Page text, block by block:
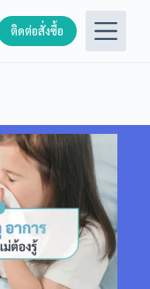
ติดต่อสั่งซื้อ